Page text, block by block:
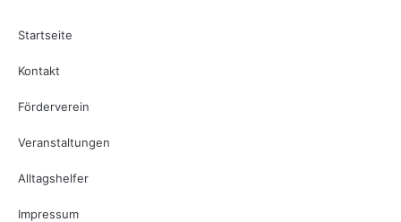
Startseite
Kontakt
Förderverein
Veranstaltungen
Alltagshelfer
Impressum